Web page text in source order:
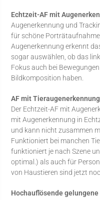
Echtzeit-AF mit
Augenerkennung und
für schöne
Augenerkennung erkennt
sogar auswählen, ob das
Fokus auch bei
Bildkomposition haben.
AF mit Tieraugenerkennung
Der Echtzeit-AF mit
mit Augenerkennung in
und kann nicht zusammen
Funktioniert bei manchen
funktioniert je nach Szene
optimal.) als auch für
von Haustieren sind jetzt
Hochauflösende